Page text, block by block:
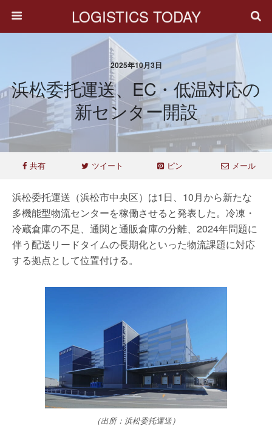
LOGISTICS TODAY
2025年10月3日
浜松委托運送、EC・低温対応の
新センター開設
共有 ツイート ピン メール
浜松委托運送（浜松市中央区）は1日、10月から新たな
多機能型物流センターを稼働させると発表した。冷凍・
冷蔵倉庫の不足、通関と通販倉庫の分離、2024年問題に
伴う配送リードタイムの長期化といった物流課題に対応
する拠点として位置付ける。
（出所：浜松委托運送）